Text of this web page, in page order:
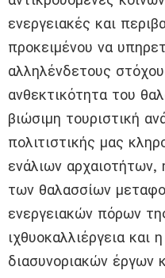
ενεργειακές και
προκειμένου να
αλληλένδετους
ανθεκτικότητα του
βιώσιμη τουριστική
πολιτιστικής μας
ενάλιων αρχαιοτήτων,
των θαλασσίων
ενεργειακών πόρων
ιχθυοκαλλιέργεια και
διασυνοριακών έργων